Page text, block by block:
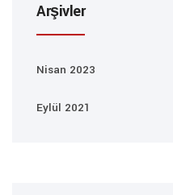
Arşivler
Nisan 2023
Eylül 2021